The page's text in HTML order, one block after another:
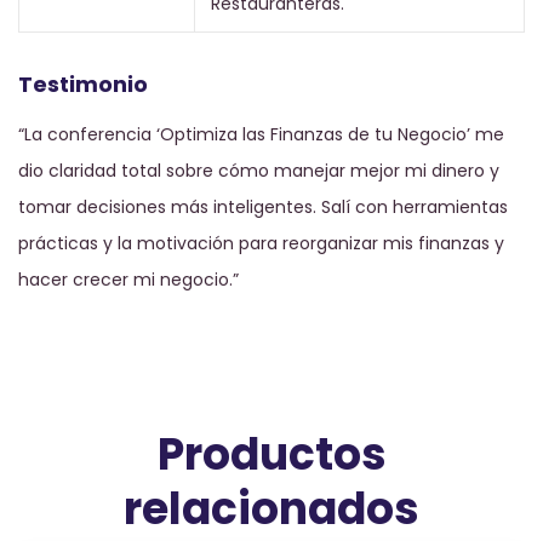
Testimonio
“La conferencia ‘Optimiza las Finanzas de tu Negocio’ me
dio claridad total sobre cómo manejar mejor mi dinero y
tomar decisiones más inteligentes. Salí con herramientas
prácticas y la motivación para reorganizar mis finanzas y
hacer crecer mi negocio.”
Productos
relacionados